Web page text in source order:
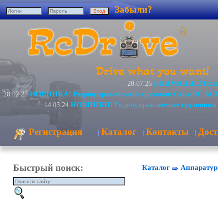
Забыли?
20.07.26 ВНИМАНИЕ!
28.02.25 НОВИНКА! Радиоуправляемый грузовик CrossRC
14.03.24 НОВИНКИ! Радиоуправляемые грузовики
Регистрация | Каталог | Контакты |
Быстрый поиск: Каталог